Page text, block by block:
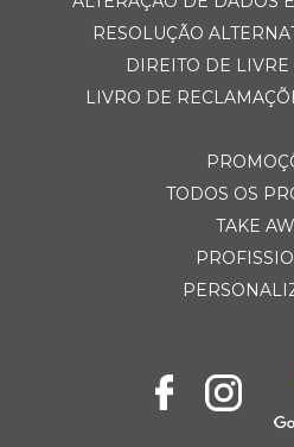
RESOLUÇÃO
DIREITO DE LIVRE
LIVRO DE
TODOS OS
TAKE